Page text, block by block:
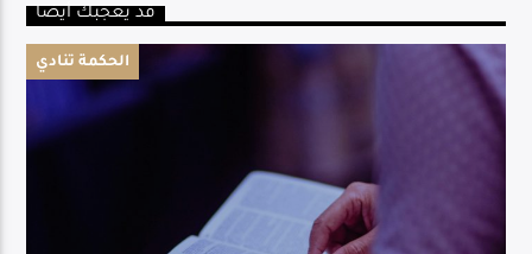
قد يعجبك أيضا
الحكمة تنادي